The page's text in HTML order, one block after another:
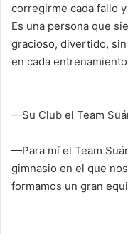
corregirme cada fallo
Es una persona que
gracioso, divertido,
en cada
—Su Club el Team
—Para mí el Team
gimnasio en el que
formamos un gran